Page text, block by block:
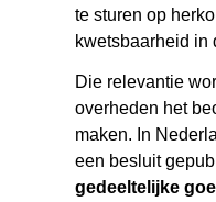
te sturen op
kwetsbaarheid in
Die relevantie
overheden het
maken. In
een besluit
gedeeltelijke